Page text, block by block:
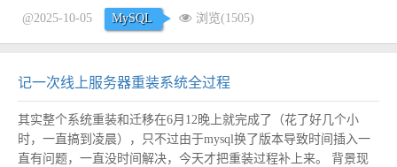
护，主要一部署任何人都可以访问，这个很危险！所以主要是研究
如何最简单的增加密码保护。 安装 dbgatenpm i dbgate-s...
文
@2025-10-05 MySQL 浏览(1505)
记一次线上服务器重装系统全过程
其实整个系统重装和迁移在6月12晚上就完成了（花了好几个小
时，一直搞到凌晨），只不过由于mysql换了版本导致时间插入一
直有问题，一直没时间解决，今天才把重装过程补上来。 背景现